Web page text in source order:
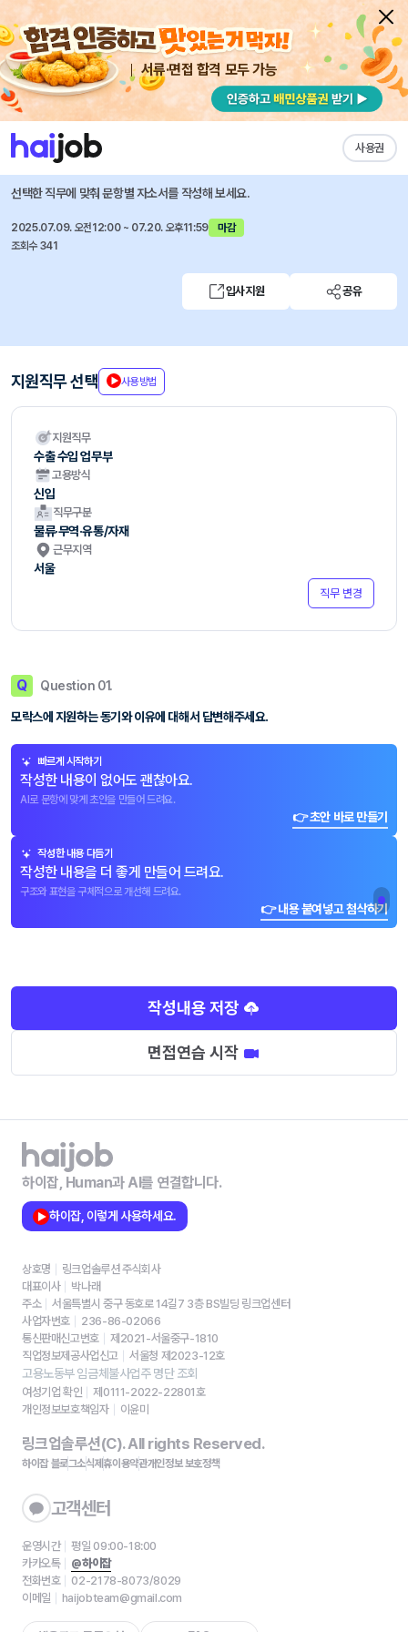
서류·면접 합격 모두 가능
사용권
채용공고 자소서 자유항목 자소서 내 작성목록
모락스 즐겨찾기
2025년 하반기 신입/경력 채용 (업무부, 영업부)
선택한 직무에 맞춰 문항별 자소서를 작성해 보세요.
2025.07.09. 오전12:00 ~ 07.20. 오후11:59
마감
조회수 341
입사지원 공유
지원직무 선택 사용방법
지원직무
수출 수입 업무부
고용방식
신입
직무구분
물류·무역·유통/자재
근무지역
서울
직무 변경
Q Question 01.
모락스에 지원하는 동기와 이유에 대해서 답변해주세요.
빠르게 시작하기
작성한 내용이 없어도 괜찮아요.
AI로 문항에 맞게 초안을 만들어 드려요.
👉 초안 바로 만들기
작성한 내용 다듬기
작성한 내용을 더 좋게 만들어 드려요.
구조와 표현을 구체적으로 개선해 드려요.
👉 내용 붙여넣고 첨삭하기
작성내용 저장
면접연습 시작
하이잡, Human과 AI를 연결합니다.
하이잡, 이렇게 사용하세요.
상호명
링크업솔루션 주식회사
대표이사
박나래
주소
서울특별시 중구 동호로 14길7 3층 BS빌딩 링크업센터
사업자번호
236-86-02066
통신판매신고번호
제2021-서울중구-1810
직업정보제공사업신고
서울청 제2023-12호
고용노동부 임금체불사업주 명단 조회
여성기업 확인
제0111-2022-22801호
개인정보보호책임자
이윤미
링크업솔루션(C). All rights Reserved.
하이잡 블로그소식제휴이용약관개인정보 보호정책
고객센터
운영시간
평일 09:00-18:00
카카오톡
@하이잡
전화번호
02-2178-8073/8029
이메일
haijobteam@gmail.com